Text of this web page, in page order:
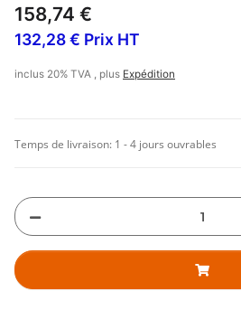
158,74 €
132,28 € Prix HT
inclus 20% TVA , plus Expédition
Temps de livraison: 1 - 4 jours ouvrables